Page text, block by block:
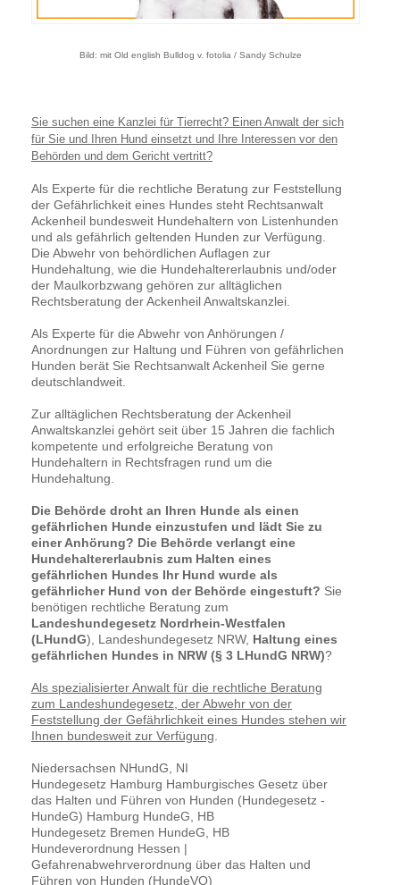
Bild: mit Old english Bulldog v. fotolia / Sandy Schulze
Sie suchen eine Kanzlei für Tierrecht? Einen Anwalt der sich
für Sie und Ihren Hund einsetzt und Ihre Interessen vor den
Behörden und dem Gericht vertritt?
Als Experte für die rechtliche Beratung zur Feststellung
der Gefährlichkeit eines Hundes steht Rechtsanwalt
Ackenheil bundesweit Hundehaltern von Listenhunden
und als gefährlich geltenden Hunden zur Verfügung.
Die Abwehr von behördlichen Auflagen zur
Hundehaltung, wie die Hundehaltererlaubnis und/oder
der Maulkorbzwang gehören zur alltäglichen
Rechtsberatung der Ackenheil Anwaltskanzlei.
Als Experte für die Abwehr von Anhörungen /
Anordnungen zur Haltung und Führen von gefährlichen
Hunden berät Sie Rechtsanwalt Ackenheil Sie gerne
deutschlandweit.
Zur alltäglichen Rechtsberatung der Ackenheil
Anwaltskanzlei gehört seit über 15 Jahren die fachlich
kompetente und erfolgreiche Beratung von
Hundehaltern in Rechtsfragen rund um die
Hundehaltung.
Die Behörde droht an Ihren Hunde als einen
gefährlichen Hunde einzustufen und lädt Sie zu
einer Anhörung? Die Behörde verlangt eine
Hundehaltererlaubnis zum Halten eines
gefährlichen Hundes Ihr Hund wurde als
gefährlicher Hund von der Behörde eingestuft? Sie
benötigen rechtliche Beratung zum
Landeshundegesetz Nordrhein-Westfalen
(LHundG), Landeshundegesetz NRW, Haltung eines
gefährlichen Hundes in NRW (§ 3 LHundG NRW)?
Als spezialisierter Anwalt für die rechtliche Beratung
zum Landeshundegesetz, der Abwehr von der
Feststellung der Gefährlichkeit eines Hundes stehen wir
Ihnen bundesweit zur Verfügung.
Niedersachsen NHundG, NI
Hundegesetz Hamburg Hamburgisches Gesetz über
das Halten und Führen von Hunden (Hundegesetz -
HundeG) Hamburg HundeG, HB
Hundegesetz Bremen HundeG, HB
Hundeverordnung Hessen |
Gefahrenabwehrverordnung über das Halten und
Führen von Hunden (HundeVO)